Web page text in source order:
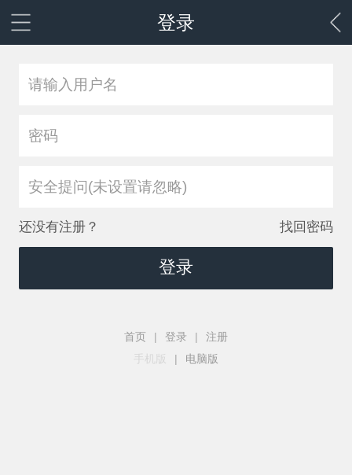
登录
安全提问(未设置请忽略)
还没有注册？ 找回密码
登录
首页 | 登录 |
注册
手机版
| 电脑版